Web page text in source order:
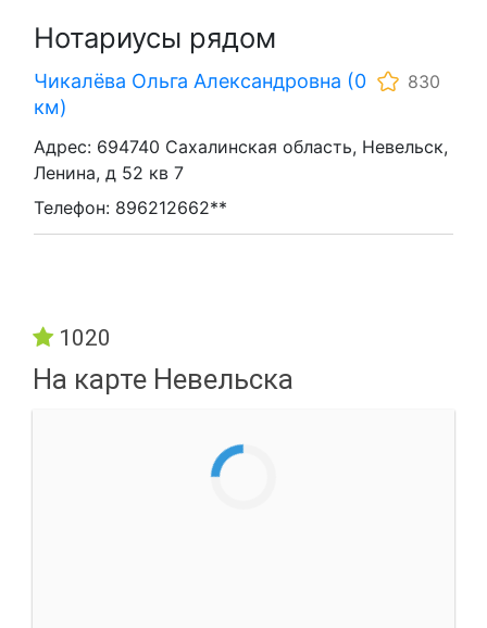
Нотариусы рядом
Чикалёва Ольга Александровна (0
км)
830
Адрес: 694740 Сахалинская область, Невельск,
Ленина, д 52 кв 7
Телефон: 896212662**
1020
На карте Невельска